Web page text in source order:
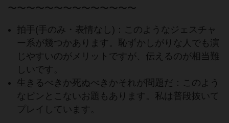
〜〜〜〜〜〜〜〜〜〜〜〜〜〜
拍手(手のみ・表情なし)：このようなジェスチャ
ー系が幾つかあります。恥ずかしがりな人でも演
じやすいのがメリットですが、伝えるのが相当難
しいです。
生きるべきか死ぬべきかそれが問題だ：このよう
なピンとこないお題もあります。私は普段抜いて
プレイしています。